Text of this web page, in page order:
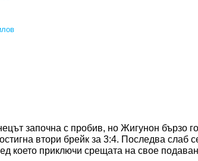
започна с пробив, но Жигунон бързо
втори брейк за 3:4. Последва слаб
което приключи срещата на свое